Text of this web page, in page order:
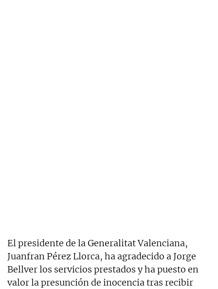
El presidente de la Generalitat Valenciana,
Juanfran Pérez Llorca, ha agradecido a Jorge
Bellver los servicios prestados y ha puesto en
valor la presunción de inocencia tras recibir